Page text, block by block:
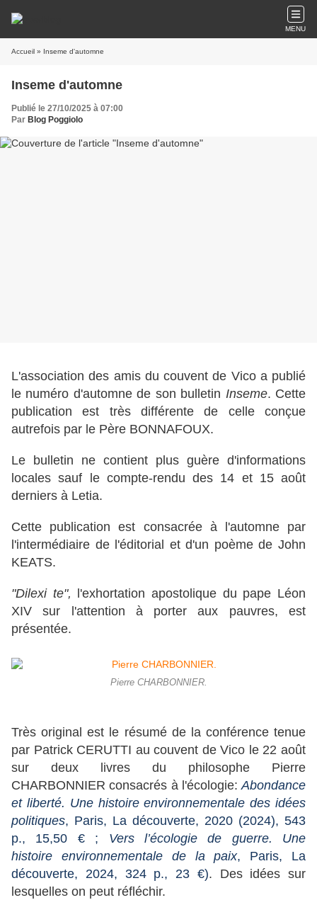
MENU
Accueil » Inseme d'automne
Inseme d'automne
Publié le 27/10/2025 à 07:00
Par Blog Poggiolo
L'association des amis du couvent de Vico a publié
le numéro d'automne de son bulletin Inseme. Cette
publication est très différente de celle conçue
autrefois par le Père BONNAFOUX.
Le bulletin ne contient plus guère d'informations
locales sauf le compte-rendu des 14 et 15 août
derniers à Letia.
Cette publication est consacrée à l'automne par
l'intermédiaire de l'éditorial et d'un poème de John
KEATS.
"Dilexi te", l'exhortation apostolique du pape Léon
XIV sur l'attention à porter aux pauvres, est
présentée.
Pierre CHARBONNIER.
Très original est le résumé de la conférence tenue
par Patrick CERUTTI au couvent de Vico le 22 août
sur deux livres du philosophe Pierre
CHARBONNIER consacrés à l'écologie:Abondance
et liberté. Une histoire environnementale des idées
politiques, Paris, La découverte, 2020 (2024), 543
p., 15,50 € ; Vers l’écologie de guerre. Une
histoire environnementale de la paix, Paris, La
découverte, 2024, 324 p., 23 €). Des idées sur
lesquelles on peut réfléchir.